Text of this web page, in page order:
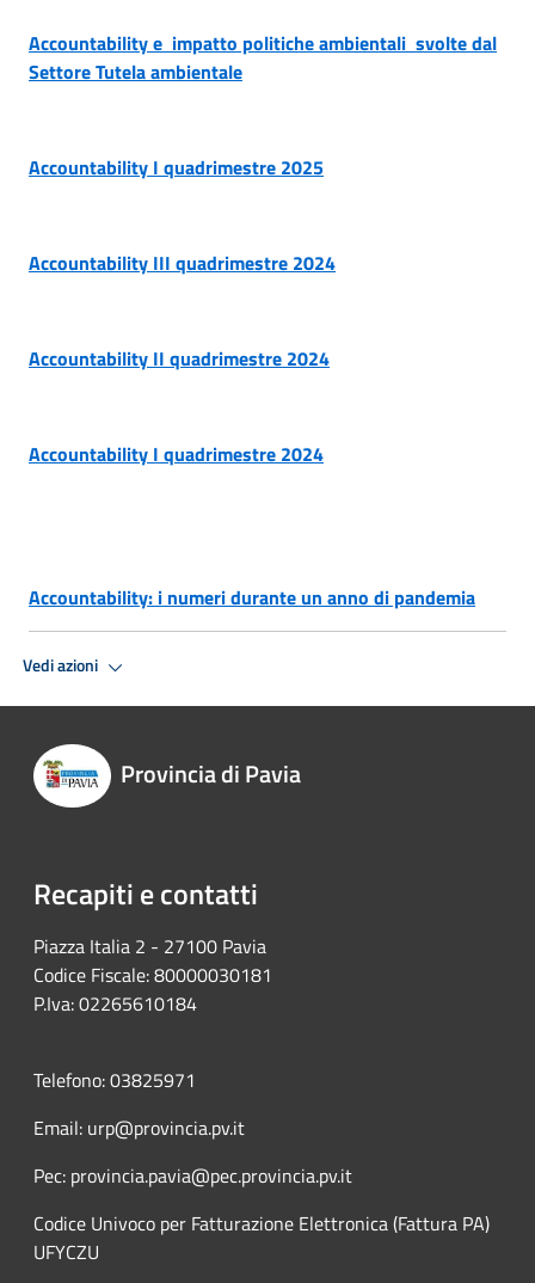
Accountability e impatto politiche ambientali svolte dal
Settore Tutela ambientale
Accountability I quadrimestre 2025
Accountability III quadrimestre 2024
Accountability II quadrimestre 2024
Accountability I quadrimestre 2024
Accountability: i numeri durante un anno di pandemia
Vedi azioni
Provincia di Pavia
Recapiti e contatti
Piazza Italia 2 - 27100 Pavia
Codice Fiscale: 80000030181
P.Iva: 02265610184
Telefono: 03825971
Email: urp@provincia.pv.it
Pec: provincia.pavia@pec.provincia.pv.it
Codice Univoco per Fatturazione Elettronica (Fattura PA)
UFYCZU